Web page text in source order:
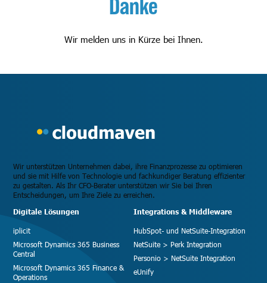
Danke
Wir melden uns in Kürze bei Ihnen.
Wir unterstützen Unternehmen dabei, ihre Finanzprozesse zu optimieren
und sie mit Hilfe von Technologie und fachkundiger Beratung effizienter
zu gestalten. Als Ihr CFO-Berater unterstützen wir Sie bei Ihren
Entscheidungen, um Ihre Ziele zu erreichen.
Digitale Lösungen
iplicit
Microsoft Dynamics 365 Business
Central
Microsoft Dynamics 365 Finance &
Operations
Integrations & Middleware
HubSpot- und NetSuite-Integration
NetSuite > Perk Integration
Personio > NetSuite Integration
eUnify